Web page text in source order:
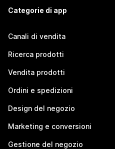
Categorie di app
Canali di vendita
Ricerca prodotti
Vendita prodotti
Ordini e spedizioni
Design del negozio
Marketing e conversioni
Gestione del negozio